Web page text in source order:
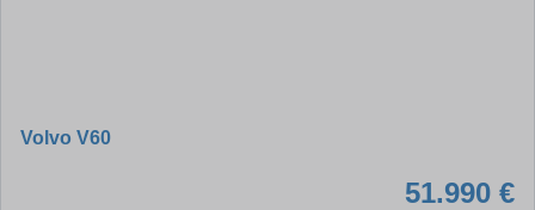
Volvo V60
51.990 €